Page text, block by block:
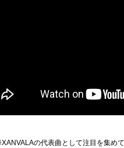
の代表曲として注目を集